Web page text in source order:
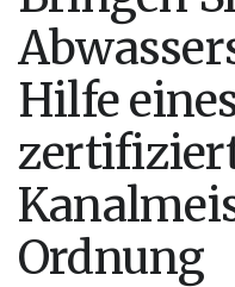
Hilfe
Ordnung